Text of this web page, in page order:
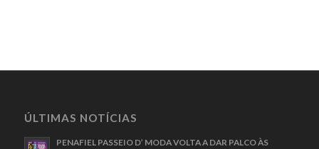
ÚLTIMAS NOTÍCIAS
PENAFIEL PASSEIO D’ MODA VOLTA A DAR PALCO ÀS